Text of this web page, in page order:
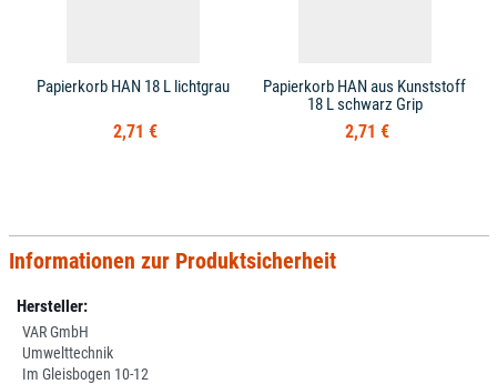
Papierkorb HAN 18 L lichtgrau
2,71 €
Papierkorb HAN aus Kunststoff
18 L schwarz Grip
2,71 €
Informationen zur Produktsicherheit
Hersteller:
VAR GmbH
Umwelttechnik
Im Gleisbogen 10-12